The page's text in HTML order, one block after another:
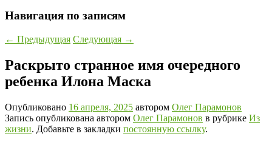
Навигация по записям
← Предыдущая Следующая →
Раскрыто странное имя очередного
ребенка Илона Маска
Опубликовано 16 апреля, 2025 автором Олег Парамонов
Запись опубликована автором Олег Парамонов в рубрике Из
жизни. Добавьте в закладки постоянную ссылку.